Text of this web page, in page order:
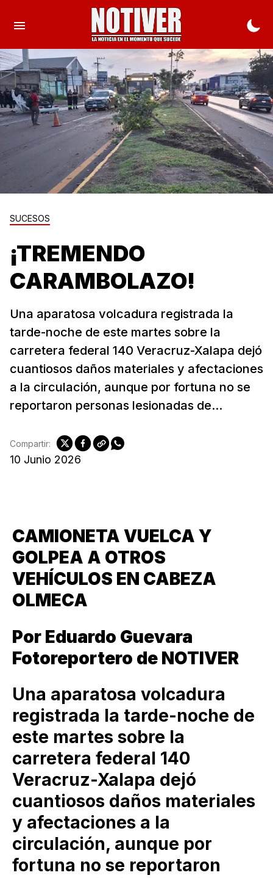
SUCESOS
¡TREMENDO
CARAMBOLAZO!
Una aparatosa volcadura registrada la
tarde-noche de este martes sobre la
carretera federal 140 Veracruz-Xalapa dejó
cuantiosos daños materiales y afectaciones
a la circulación, aunque por fortuna no se
reportaron personas lesionadas de...
10 Junio 2026
Compartir:
CAMIONETA VUELCA Y
GOLPEA A OTROS
VEHÍCULOS EN CABEZA
OLMECA
Por Eduardo Guevara
Fotoreportero de NOTIVER
Una aparatosa volcadura
registrada la tarde-noche de
este martes sobre la
carretera federal 140
Veracruz-Xalapa dejó
cuantiosos daños materiales
y afectaciones a la
circulación, aunque por
fortuna no se reportaron